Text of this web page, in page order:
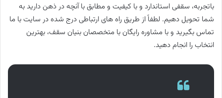
باتجربه، سقفی استاندارد و با کیفیت و مطابق با آنچه در ذهن دارید به
شما تحویل دهیم. لطفاً از طریق راه های ارتباطی درج شده در سایت با ما
تماس بگیرید و با مشاوره رایگان با متخصصان بنیان سقف، بهترین
انتخاب را انجام دهید.